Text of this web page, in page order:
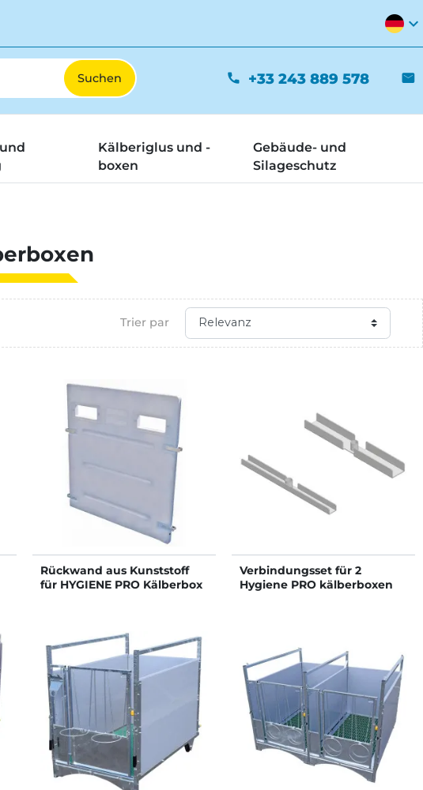
expand_more
phone +33 243 889 578 mail
Kälberiglus und -
boxen
Gebäude- und
Silageschutz
Trier par
Rückwand aus Kunststoff
für HYGIENE PRO Kälberbox
Verbindungsset für 2
Hygiene PRO kälberboxen